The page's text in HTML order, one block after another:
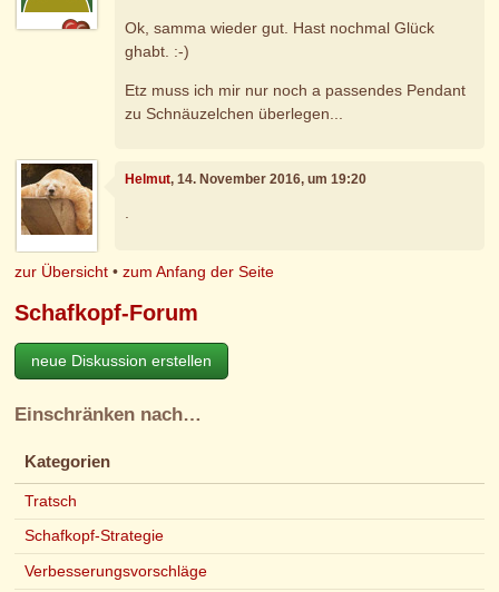
Ok, samma wieder gut. Hast nochmal Glück
ghabt. :-)
Etz muss ich mir nur noch a passendes Pendant
zu Schnäuzelchen überlegen...
Helmut, 14. November 2016, um 19:20
zur Übersicht •zum Anfang der Seite
Schafkopf-Forum
neue Diskussion erstellen
Einschränken nach…
Kategorien
Tratsch
Schafkopf-Strategie
Verbesserungsvorschläge